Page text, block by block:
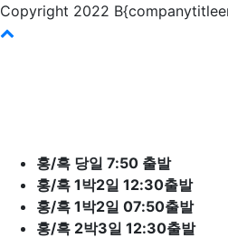
Copyright 2022
홍/흑 당일 7:50 출발
홍/흑 1박2일 12:30출발
홍/흑 1박2일 07:50출발
홍/흑 2박3일 12:30출발